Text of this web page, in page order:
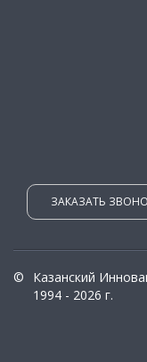
ЗАКАЗАТЬ
©
Казанский
1994 - 2026 г.